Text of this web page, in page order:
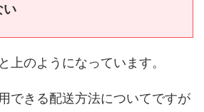
い
上のようになっています。
できる配送方法についてですが